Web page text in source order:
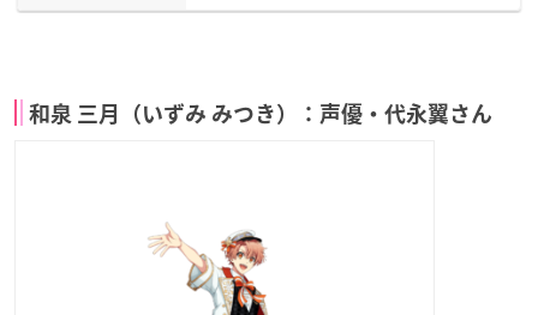
和泉 三月（いずみ みつき）：声優・代永翼さん